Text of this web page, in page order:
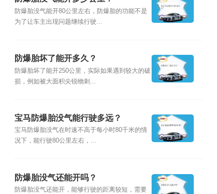
防爆胎没气能开80公里左右，防爆胎的功能不是
为了让车主出现问题继续行驶...
防爆胎坏了能开多久？
防爆胎坏了能开250公里，实际如果遇到较大的破
损，例如被大面积尖锐物刺...
宝马防爆胎没气能行驶多远？
宝马防爆胎没气在时速不高于每小时80千米的情
况下，能行驶80公里左右，...
防爆胎没气还能开吗？
防爆胎没气还能开，能够行驶的距离较短，需要